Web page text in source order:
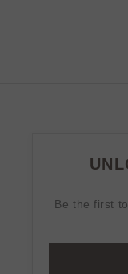
Be the first